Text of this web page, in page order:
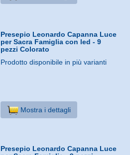
Presepio Leonardo Capanna Luce
per Sacra Famiglia con led - 9
pezzi Colorato
Prodotto disponibile in più varianti
Mostra i dettagli
Presepio Leonardo Capanna Luce